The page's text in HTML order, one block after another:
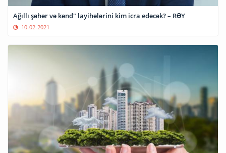
Ağıllı şəhər və kənd" layihələrini kim icra edəcək? – RƏY
10-02-2021